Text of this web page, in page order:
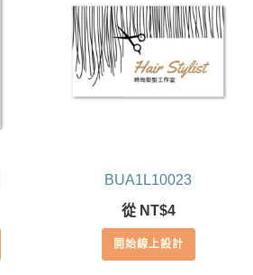
BUA1L10023
從 NT$4
開始線上設計